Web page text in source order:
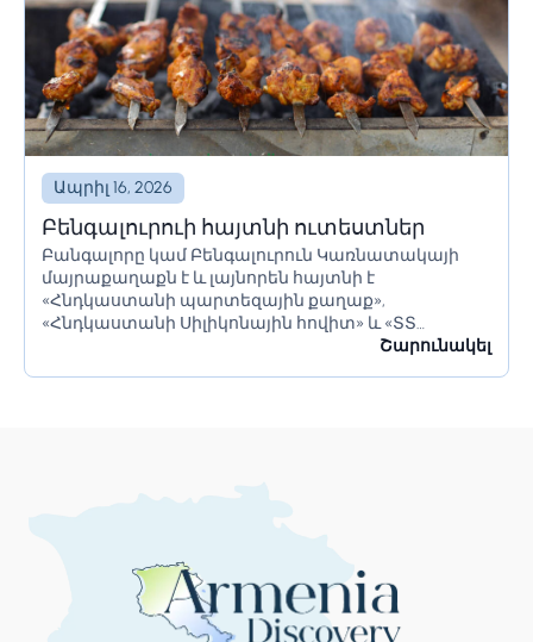
Ապրիլ 16, 2026
Բենգալուրուի հայտնի ուտեստներ
Բանգալորը կամ Բենգալուրուն Կառնատակայի
մայրաքաղաքն է և լայնորեն հայտնի է
«Հնդկաստանի պարտեզային քաղաք»,
«Հնդկաստանի Սիլիկոնային հովիտ» և «ՏՏ
կենտրոն» անուններով։ Այն ունի հսկայականՇարունակել